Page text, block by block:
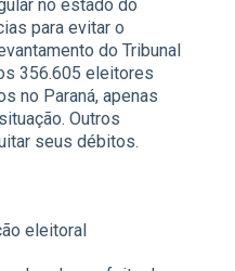
no estado do
para evitar o
do Tribunal
356.605 eleitores
no Paraná, apenas
Outros
seus débitos.
eleitoral